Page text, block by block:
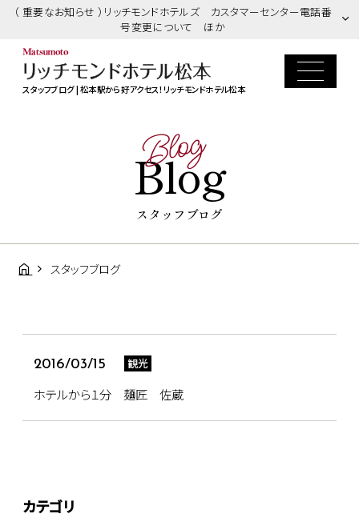
（ 重要なお知らせ ）リッチモンドホテルズ カスタマーセンター電話番
号変更について ほか
スタッフブログ | 松本駅から好アクセス！リッチモンドホテル松本
Blog
Blog
スタッフブログ
スタッフブログ
2016/03/15 観光
ホテルから１分 麺匠 佐蔵
カテゴリ